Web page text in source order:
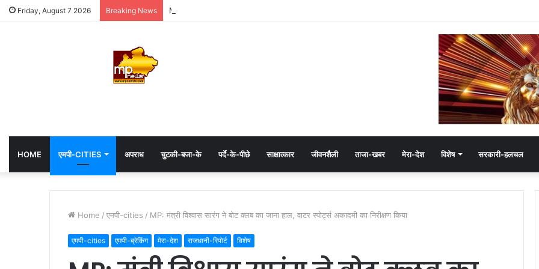
Friday, August 7 2026 Breaking News MP: महाकाल के दरबार में अध्यक्ष हेमंत खंडेलवाल, BJP की मजबूती का मांगा आशीर्वाद
HOME एमपी-CITIES अपराध चुटकी-बजा-के पर्दे-के-पीछे साक्षात्कार जीवनशैली ताजा-खबर मेरा-देश विशेष सरकारी-हलचल
Home / एमपी-cities / MP: मंत्री विश्वास सारंग ने बोट क्लब का जाना हाल, वाटर स्पोर्ट्स अकादमी का निरीक्षण किया
एमपी-cities एमपी-ब्रेकिंग मेरा-देश राजधानी-रिपोर्ट विशेष